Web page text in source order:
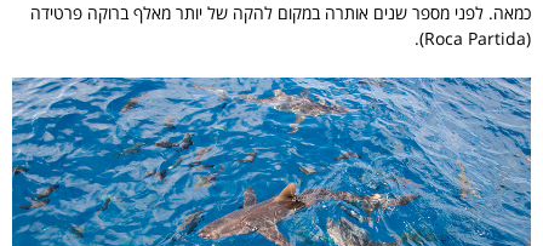
כמאה. לפני מספר שנים אותרה במקום להקה של יותר מאלף ברוקה פרטידה
(Roca Partida).